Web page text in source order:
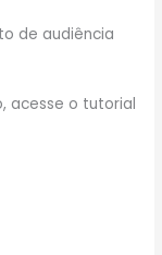
de audiência
acesse o tutorial